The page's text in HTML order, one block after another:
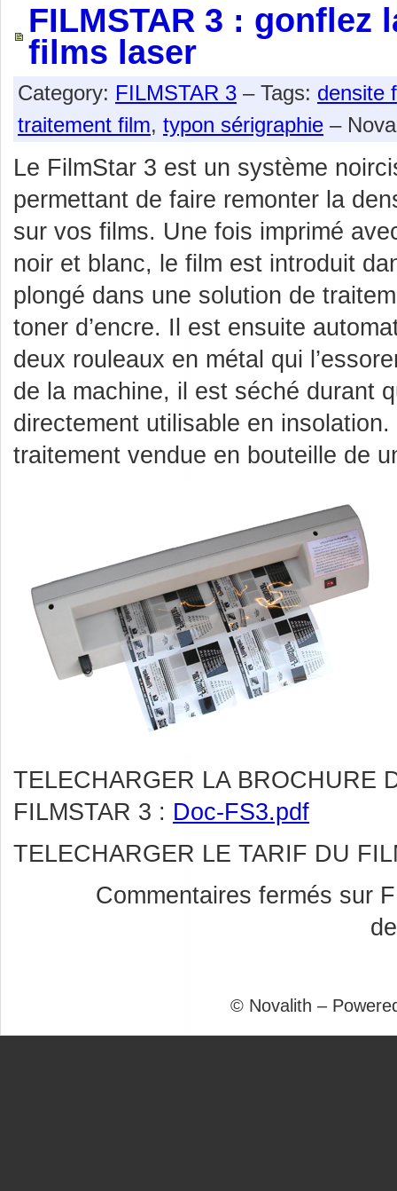
FILMSTAR 3 : gonflez
films laser
Category: FILMSTAR 3 – Tags: densite
traitement film, typon sérigraphie –
Le FilmStar 3 est un système
permettant de faire remonter la
sur vos films. Une fois imprimé
noir et blanc, le film est introduit
plongé dans une solution de
toner d’encre. Il est ensuite
deux rouleaux en métal qui
de la machine, il est séché durant
directement utilisable en
traitement vendue en bouteille de
TELECHARGER LA BROCHURE
FILMSTAR 3 : Doc-FS3.pdf
TELECHARGER LE TARIF DU
Commentaires fermés sur
© Novalith –